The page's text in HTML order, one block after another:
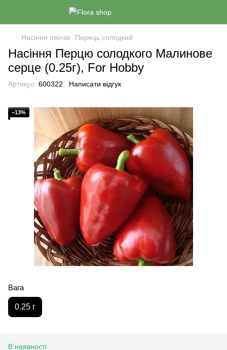
Насіння овочів Перець солодкий
Насіння Перцю солодкого Малинове
серце (0.25г), For Hobby
Артикул: 600322 Написати відгук
−13%
Вага
0.25 г
В наявності